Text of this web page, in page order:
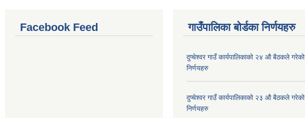
Facebook Feed गाउँपालिका बोर्डका निर्णयहरु
दुप्चेश्वर गाउँ कार्यपालिकाको २४ औ बैठकले गरेको
निर्णयहरु
दुप्चेश्वर गाउँ कार्यपालिकाको २३ औ बैठकले गरेको
निर्णयहरु